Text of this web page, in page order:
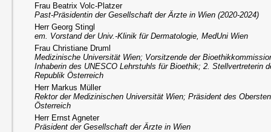
Frau Beatrix Volc-Platzer
Past-Präsidentin der Gesellschaft der Ärzte in Wien (2020-2024)
Herr Georg Stingl
em. Vorstand der Univ.-Klinik für Dermatologie, MedUni Wien
Frau Christiane Druml
Medizinische Universität Wien; Vorsitzende der
Inhaberin des UNESCO Lehrstuhls für Bioethik; 2. Stellvertreterin
Republik Österreich
Herr Markus Müller
Rektor der Medizinischen Universität Wien; Präsident des
Österreich
Herr Ernst Agneter
Präsident der Gesellschaft der Ärzte in Wien